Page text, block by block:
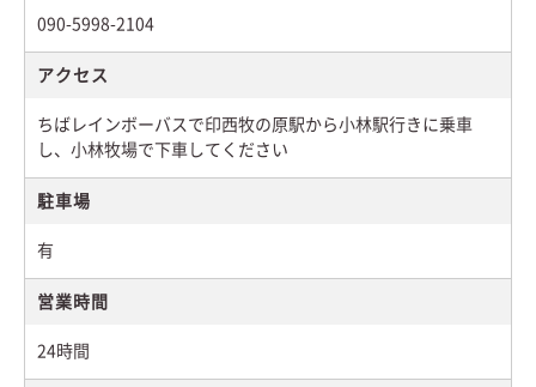
090-5998-2104
アクセス
ちばレインボーバスで印西牧の原駅から小林駅行きに乗車
し、小林牧場で下車してください
駐車場
有
営業時間
24時間